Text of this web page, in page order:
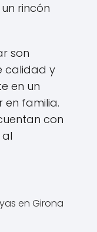
rincón
son
calidad y
en un
familia.
con
al
en Girona